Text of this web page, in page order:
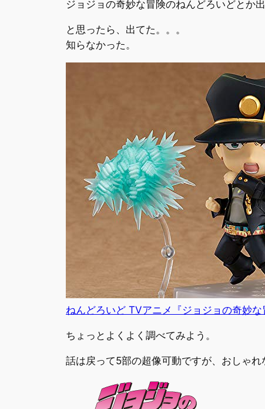
ジョジョの奇妙な冒険のねんどろいどとか
と思ったら、出てた。。。
知らなかった。
ねんどろいど TVアニメ『ジョジョの奇妙
ちょっとよくよく調べてみよう。
話は戻って5部の超像可動ですが、おしゃ